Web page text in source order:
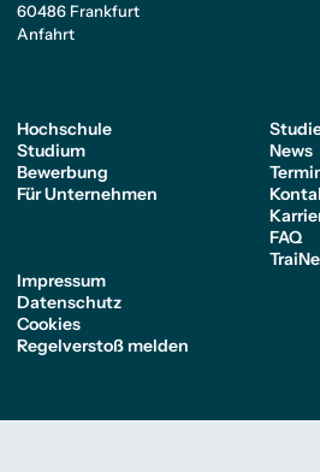
60486 Frankfurt
Anfahrt
Hochschule
Studium
Bewerbung
Für Unternehmen
News
FAQ
Impressum
Datenschutz
Cookies
Regelverstoß melden